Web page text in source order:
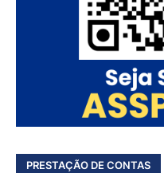
PRESTAÇÃO DE CONTAS